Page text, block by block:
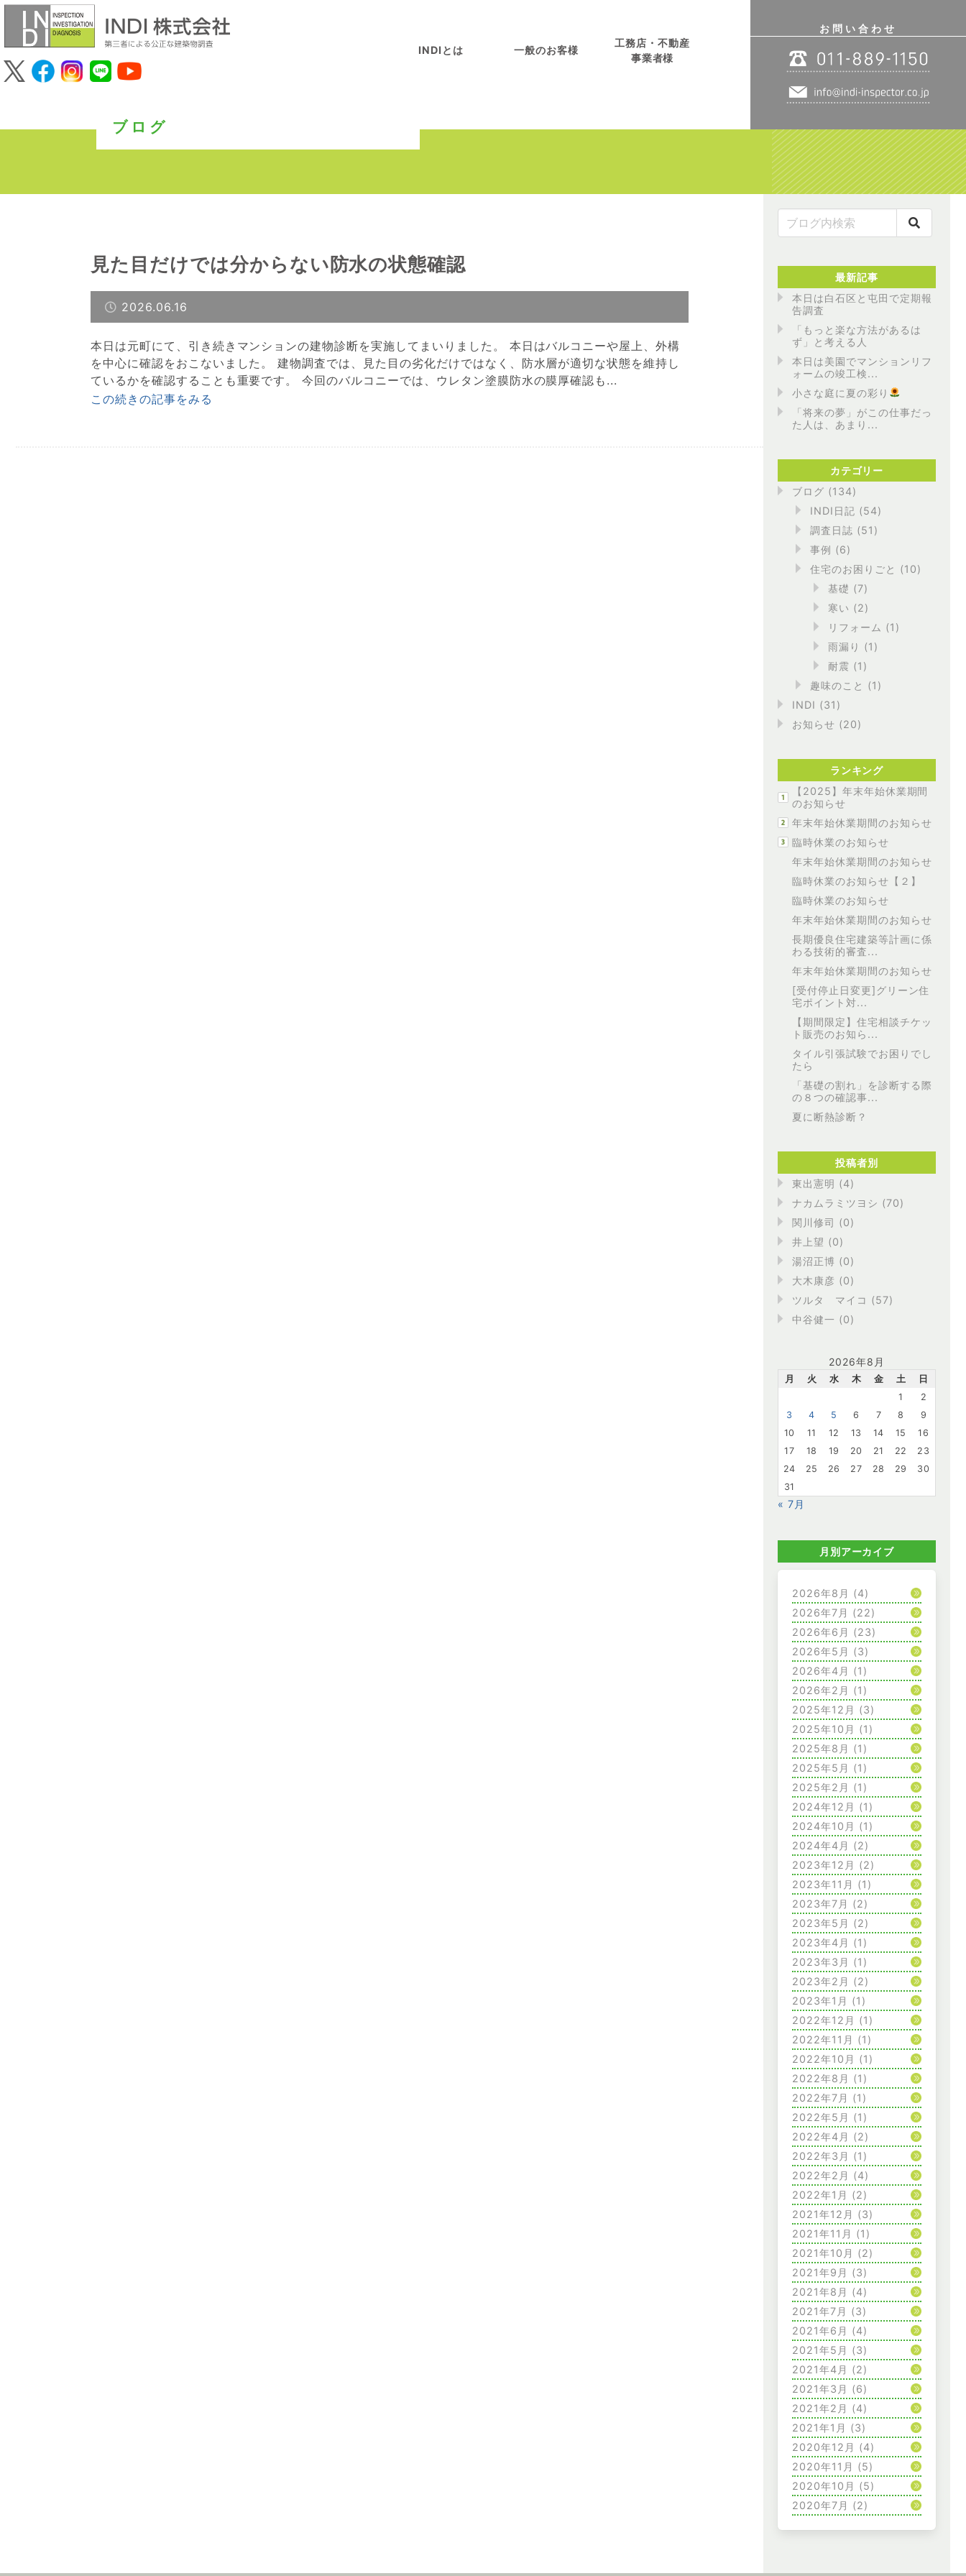
INDIとは 一般のお客様
工務店・不動産
事業者様
お問い合わせ
ブログ
見た目だけでは分からない防水の状態確認
2026.06.16
本日は元町にて、引き続きマンションの建物診断を実施してまいりました。 本日はバルコニーや屋上、外構
を中心に確認をおこないました。 建物調査では、見た目の劣化だけではなく、防水層が適切な状態を維持し
ているかを確認することも重要です。 今回のバルコニーでは、ウレタン塗膜防水の膜厚確認も...
この続きの記事をみる
最新記事
本日は白石区と屯田で定期報
告調査
「もっと楽な方法があるは
ず」と考える人
本日は美園でマンションリフ
ォームの竣工検...
小さな庭に夏の彩り
「将来の夢」がこの仕事だっ
た人は、あまり...
カテゴリー
ブログ (134)
INDI日記 (54)
調査日誌 (51)
事例 (6)
住宅のお困りごと (10)
基礎 (7)
寒い (2)
リフォーム (1)
雨漏り (1)
耐震 (1)
趣味のこと (1)
INDI (31)
お知らせ (20)
ランキング
【2025】年末年始休業期間
のお知らせ
年末年始休業期間のお知らせ
臨時休業のお知らせ
年末年始休業期間のお知らせ
臨時休業のお知らせ【２】
臨時休業のお知らせ
年末年始休業期間のお知らせ
長期優良住宅建築等計画に係
わる技術的審査...
年末年始休業期間のお知らせ
[受付停止日変更]グリーン住
宅ポイント対...
【期間限定】住宅相談チケッ
ト販売のお知ら...
タイル引張試験でお困りでし
たら
「基礎の割れ」を診断する際
の８つの確認事...
夏に断熱診断？
投稿者別
東出憲明 (4)
ナカムラミツヨシ (70)
関川修司 (0)
井上望 (0)
湯沼正博 (0)
大木康彦 (0)
ツルタ マイコ (57)
中谷健一 (0)
2026年8月
月 火 水 木 金 土
日
1
2
3
4 5 6 7 8
9
10
11 12 13 14 15
16
17
18 19 20 21 22
23
24
25 26 27 28 29
30
31
« 7月
月別アーカイブ
2026年8月 (4)
2026年7月 (22)
2026年6月 (23)
2026年5月 (3)
2026年4月 (1)
2026年2月 (1)
2025年12月 (3)
2025年10月 (1)
2025年8月 (1)
2025年5月 (1)
2025年2月 (1)
2024年12月 (1)
2024年10月 (1)
2024年4月 (2)
2023年12月 (2)
2023年11月 (1)
2023年7月 (2)
2023年5月 (2)
2023年4月 (1)
2023年3月 (1)
2023年2月 (2)
2023年1月 (1)
2022年12月 (1)
2022年11月 (1)
2022年10月 (1)
2022年8月 (1)
2022年7月 (1)
2022年5月 (1)
2022年4月 (2)
2022年3月 (1)
2022年2月 (4)
2022年1月 (2)
2021年12月 (3)
2021年11月 (1)
2021年10月 (2)
2021年9月 (3)
2021年8月 (4)
2021年7月 (3)
2021年6月 (4)
2021年5月 (3)
2021年4月 (2)
2021年3月 (6)
2021年2月 (4)
2021年1月 (3)
2020年12月 (4)
2020年11月 (5)
2020年10月 (5)
2020年7月 (2)